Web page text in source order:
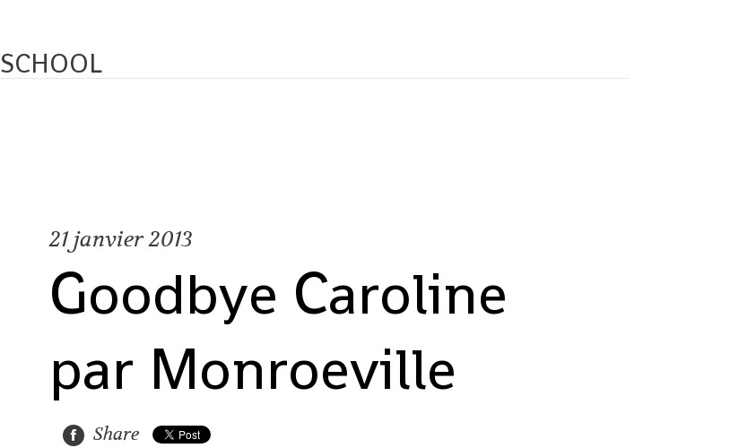
SCHOOL
21janvier 2013
Goodbye Caroline
par Monroeville
Share